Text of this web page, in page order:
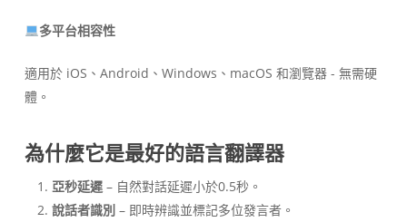
多平台相容性
適用於 iOS、Android、Windows、macOS 和瀏覽器 - 無需硬
體。
為什麼它是最好的語言翻譯器
亞秒延遲– 自然對話延遲小於0.5秒。
說話者識別– 即時辨識並標記多位發言者。